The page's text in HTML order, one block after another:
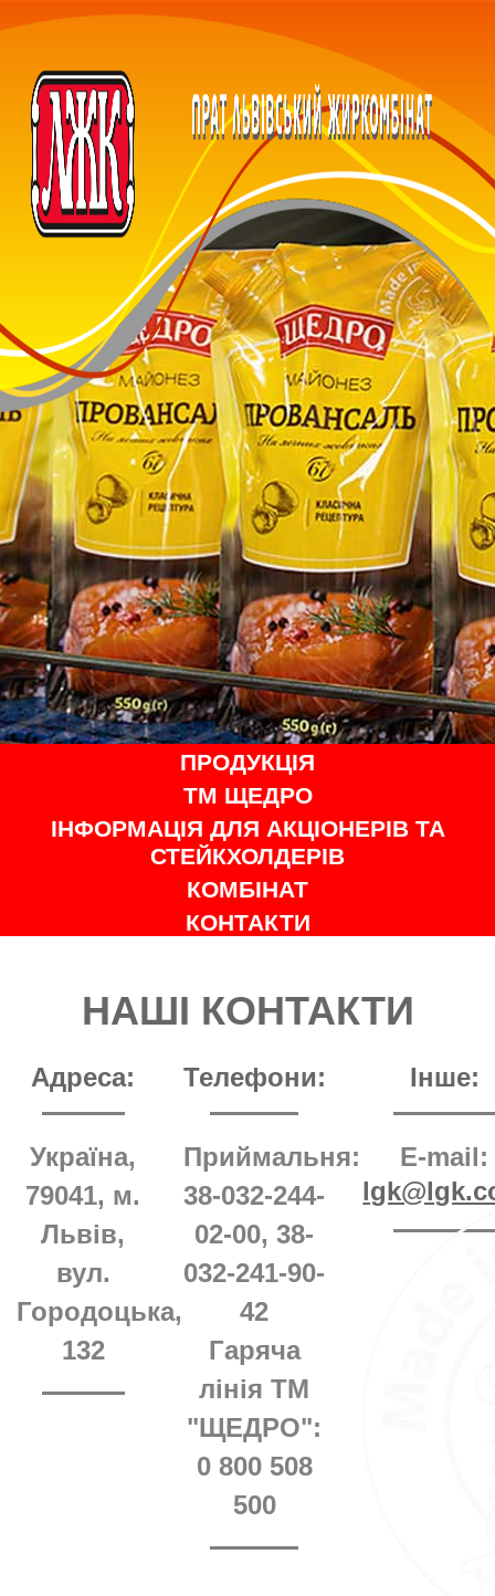
ПРОДУКЦІЯ
ТМ ЩЕДРО
ІНФОРМАЦІЯ ДЛЯ АКЦІОНЕРІВ ТА
СТЕЙКХОЛДЕРІВ
КОМБІНАТ
КОНТАКТИ
НАШІ КОНТАКТИ
Адреса:
Україна,
79041, м.
Львів,
вул.
Городоцька,
132
Телефони:
Приймальня:
38-032-244-
02-00, 38-
032-241-90-
42
Гаряча
лінія ТМ
"ЩЕДРО":
0 800 508
500
Інше:
E-mail: